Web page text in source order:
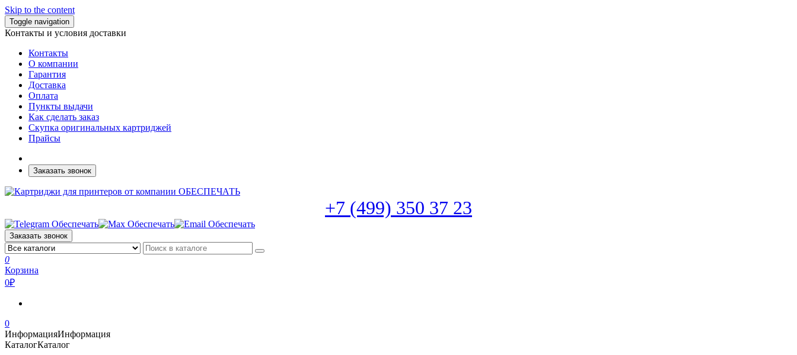
Skip to the content
Toggle navigation
Контакты и условия доставки
Контакты
О компании
Гарантия
Доставка
Оплата
Пункты выдачи
Как сделать заказ
Скупка оригинальных картриджей
Прайсы
Заказать звонок
+7 (499) 350 37 23
Заказать звонок
0
Корзина
0₽
0
ИнформацияИнформация
КаталогКаталог